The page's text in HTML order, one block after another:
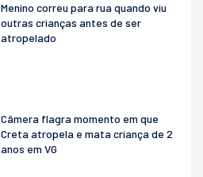
Menino correu para rua quando viu
outras crianças antes de ser
atropelado
Câmera flagra momento em que
Creta atropela e mata criança de 2
anos em VG